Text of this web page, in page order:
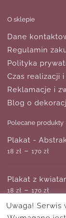
O sklepie
Dane
Regulamin
Polityka
Czas realizacji
Reklamacje i
Blog o
Polecane produkty
Plakat -
18 zł – 170 zł
Plakat z
18 zł – 170 zł
Uwaga! Serwis